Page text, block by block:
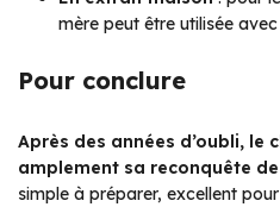
mère peut être utilisée
Pour conclure
Après des années d’oubli, le
amplement sa reconquête
simple à préparer, excellent